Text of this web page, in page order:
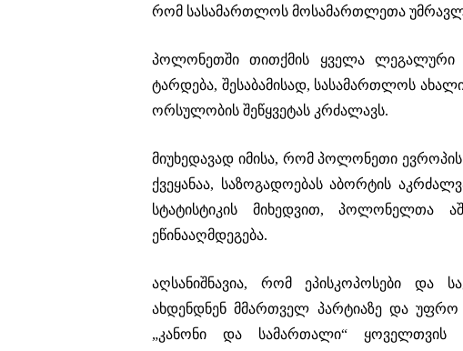
რომ სასამართლოს მოსამართლეთა
პოლონეთში თითქმის ყველა ლეგალური
ტარდება, შესაბამისად, სასამართლოს
ორსულობის შეწყვეტას კრძალავს.
მიუხედავად იმისა, რომ პოლონეთი
ქვეყანაა, საზოგადოებას აბორტის
სტატისტიკის მიხედვით, პოლონელთა
ეწინააღმდეგება.
აღსანიშნავია, რომ ეპისკოპოსები და
ახდენდნენ მმართველ პარტიაზე და უფრო
„კანონი და სამართალი“